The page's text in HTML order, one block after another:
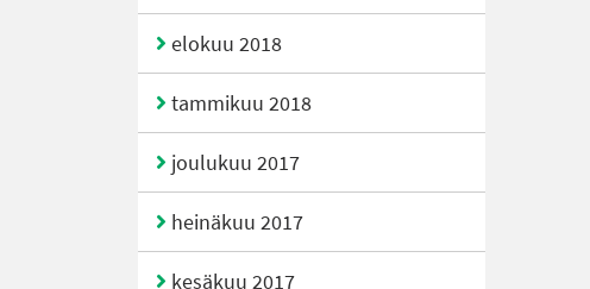
elokuu 2018
tammikuu 2018
joulukuu 2017
heinäkuu 2017
kesäkuu 2017